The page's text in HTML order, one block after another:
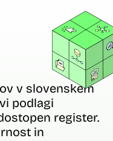
v slovenskem
podlagi
register.
in